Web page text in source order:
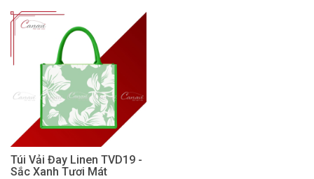
Túi Vải Đay Linen TVD19 -
Sắc Xanh Tươi Mát